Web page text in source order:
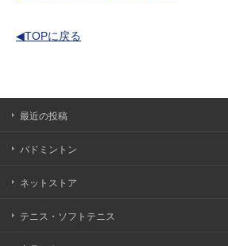
◀TOPに戻る
最近の投稿
バドミントン
ネットストア
テニス・ソフトテニス